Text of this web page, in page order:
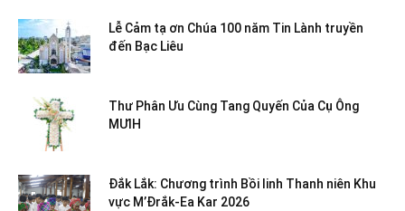
Lễ Cảm tạ ơn Chúa 100 năm Tin Lành truyền
đến Bạc Liêu
Thư Phân Ưu Cùng Tang Quyến Của Cụ Ông
MƯIH
Đắk Lắk: Chương trình Bồi linh Thanh niên Khu
vực M’Đrắk-Ea Kar 2026